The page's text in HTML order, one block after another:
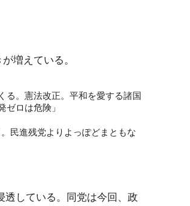
増えている。
る。憲法改正。平和を愛する諸国
ロは危険」
民進残党よりよっぽどまともな
している。同党は今回、政